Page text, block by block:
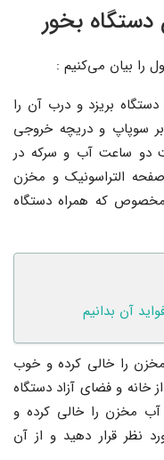
بخور
را بیان می‌کنیم :
بریزد و درب آن را
سوپاپ و دریچه خروجی
دو ساعت آب و سرکه در
التراسونیک و مخزن
که همراه دستگاه
آن بدانیم
را خالی کرده و خوب
خانه و فضای آزاد دستگاه
آب مخزن را خالی کرده و
نظر قرار دهید و از آن